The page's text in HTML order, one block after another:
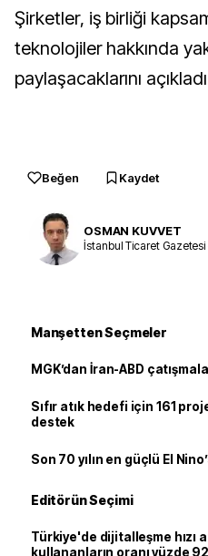
Şirketler, iş birliği
teknolojiler hakkında
paylaşacaklarını
Beğen Kaydet
OSMAN KUVVET
İstanbul Ticaret Gazetesi
Manşetten Seçmeler
MGK’dan İran-ABD
Sıfır atık hedefi için 161
destek
Son 70 yılın en güçlü El
Editörün Seçimi
Türkiye'de dijitalleşme hızı
kullananların oranı yüzde